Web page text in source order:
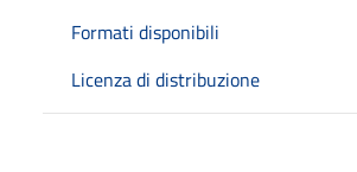
Formati disponibili
Licenza di distribuzione